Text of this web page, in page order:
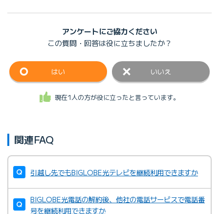
アンケートにご協力ください
この質問・回答は役に立ちましたか？
はい いいえ
現在1人の方が役に立ったと言っています。
関連FAQ
引越し先でもBIGLOBE光テレビを継続利用できますか
BIGLOBE光電話の解約後、他社の電話サービスで電話番
号を継続利用できますか